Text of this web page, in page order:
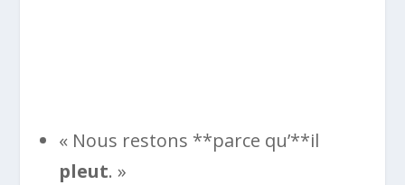
« Nous restons **parce qu’**il
pleut. »